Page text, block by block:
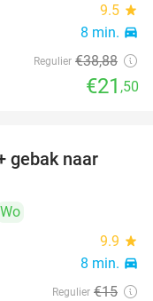
9.5 star
8 min. directions_car
Regulier €38,88
€21 ,50
gebak naar
Wo
9.9 star
8 min. directions_car
Regulier €15